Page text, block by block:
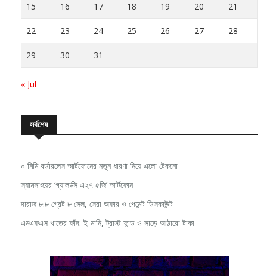
15 16 17 18 19 20 21
22 23 24 25 26 27 28
29 30 31
« Jul
সর্বশেষ
০ মিমি বর্ডারলেস স্মার্টফোনের নতুন ধারণা নিয়ে এলো টেকনো
স্যামসাংয়ের ‘গ্যালাক্সি এ২৭ ৫জি’ স্মার্টফোন
দারাজ ৮.৮ গ্রেট ৮ সেল, সেরা অফার ও পেমেন্ট ডিসকাউন্ট
এমএফএস খাতের ফাঁদ: ই-মানি, ট্রাস্ট ফান্ড ও সাড়ে আঠারো টাকা